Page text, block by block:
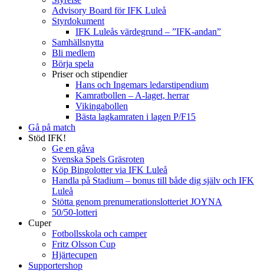
Advisory Board för IFK Luleå
Styrdokument
IFK Luleås värdegrund – ”IFK-andan”
Samhällsnytta
Bli medlem
Börja spela
Priser och stipendier
Hans och Ingemars ledarstipendium
Kamratbollen – A-laget, herrar
Vikingabollen
Bästa lagkamraten i lagen P/F15
Gå på match
Stöd IFK!
Ge en gåva
Svenska Spels Gräsroten
Köp Bingolotter via IFK Luleå
Handla på Stadium – bonus till både dig själv och IFK
Luleå
Stötta genom prenumerationslotteriet JOYNA
50/50-lotteri
Cuper
Fotbollsskola och camper
Fritz Olsson Cup
Hjärtecupen
Supportershop